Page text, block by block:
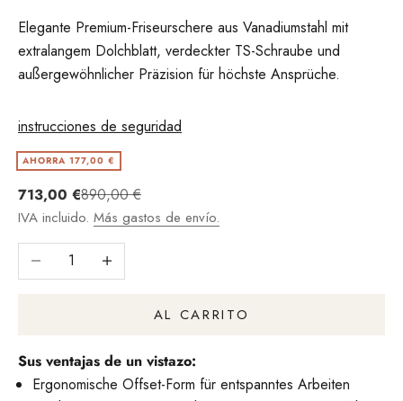
Elegante Premium-Friseurschere aus Vanadiumstahl mit
extralangem Dolchblatt, verdeckter TS-Schraube und
außergewöhnlicher Präzision für höchste Ansprüche.
instrucciones de seguridad
AHORRA 177,00 €
Angebot
713,00 €Regulärer Preis
890,00 €
IVA incluido. Más gastos de envío.
Reducir cantidadAumentar la cantidad
AL CARRITO
Sus ventajas de un vistazo:
Ergonomische Offset-Form für entspanntes Arbeiten